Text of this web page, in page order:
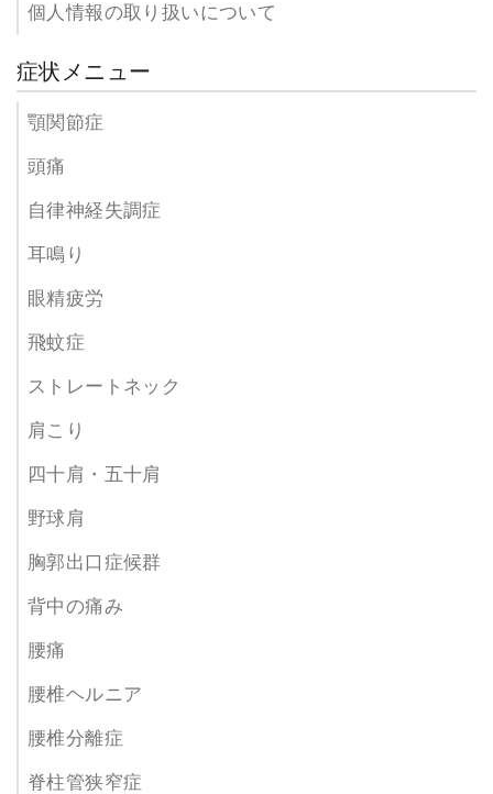
個人情報の取り扱いについて
症状メニュー
顎関節症
頭痛
自律神経失調症
耳鳴り
眼精疲労
飛蚊症
ストレートネック
肩こり
四十肩・五十肩
野球肩
胸郭出口症候群
背中の痛み
腰痛
腰椎ヘルニア
腰椎分離症
脊柱管狭窄症